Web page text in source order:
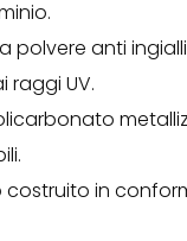
polvere anti
raggi UV.
in